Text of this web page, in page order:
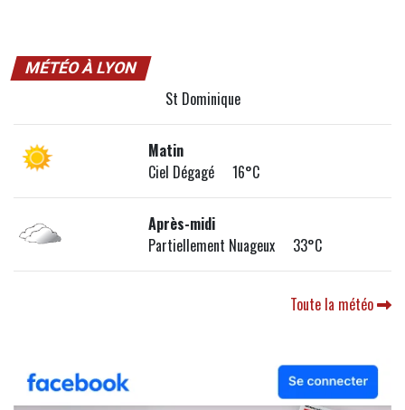
MÉTÉO À LYON
St Dominique
Matin
Ciel Dégagé 16°C
Après-midi
Partiellement Nuageux 33°C
Toute la météo